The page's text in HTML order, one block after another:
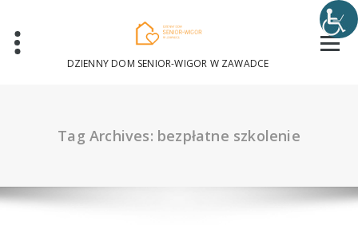
content
DZIENNY DOM SENIOR-WIGOR W ZAWADCE
Tag Archives: bezpłatne szkolenie